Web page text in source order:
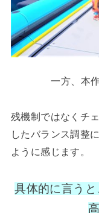
一方、本
残機制ではなくチ
したバランス調整
ように感じます。
具体的に言う